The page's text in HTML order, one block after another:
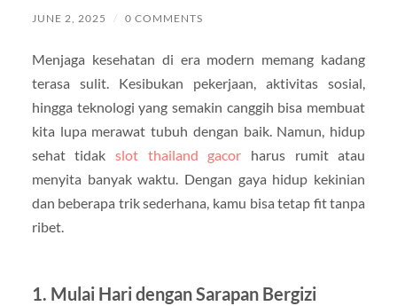
JUNE 2, 2025 / 0 COMMENTS
Menjaga kesehatan di era modern memang kadang
terasa sulit. Kesibukan pekerjaan, aktivitas sosial,
hingga teknologi yang semakin canggih bisa membuat
kita lupa merawat tubuh dengan baik. Namun, hidup
sehat tidakslot thailand gacor harus rumit atau
menyita banyak waktu. Dengan gaya hidup kekinian
dan beberapa trik sederhana, kamu bisa tetap fit tanpa
ribet.
1. Mulai Hari dengan Sarapan Bergizi